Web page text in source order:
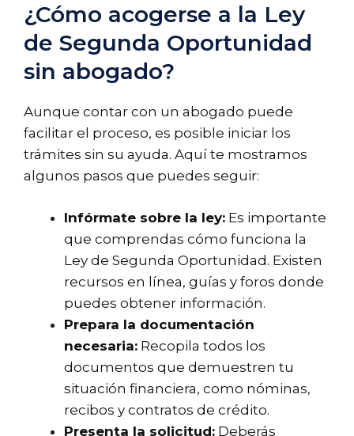
¿Cómo acogerse a la Ley
de Segunda Oportunidad
sin abogado?
Aunque contar con un abogado puede
facilitar el proceso, es posible iniciar los
trámites sin su ayuda. Aquí te mostramos
algunos pasos que puedes seguir:
Infórmate sobre la ley: Es importante
que comprendas cómo funciona la
Ley de Segunda Oportunidad. Existen
recursos en línea, guías y foros donde
puedes obtener información.
Prepara la documentación
necesaria: Recopila todos los
documentos que demuestren tu
situación financiera, como nóminas,
recibos y contratos de crédito.
Presenta la solicitud: Deberás